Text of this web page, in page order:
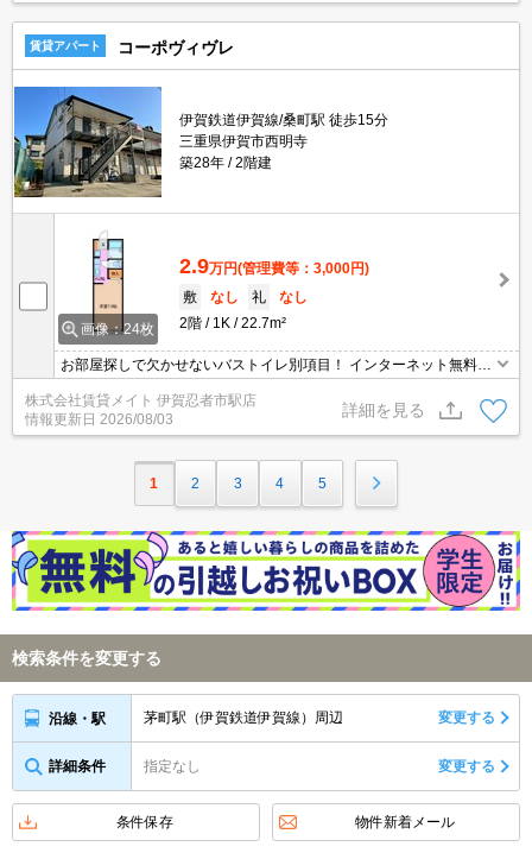
賃貸アパート コーポヴィヴレ
伊賀鉄道伊賀線/桑町駅 徒歩15分
三重県伊賀市西明寺
築28年
2階建
画像：24枚
2.9万円(管理費等：3,000円)
敷
なし 礼
なし
2階
1K 22.7m²
お部屋探しで欠かせないバストイレ別項目！ インターネット無料物
件！面倒な個人での手続き不要でご利用いただけます♪私生活はもち
ろんテレワーク勤務の方にもおすすめですよ♪
株式会社賃貸メイト 伊賀忍者市駅店
情報更新日 2026/08/03
詳細を見る
1 2 3 4 5
検索条件を変更する
沿線・駅 茅町駅（伊賀鉄道伊賀線）周辺 変更する
詳細条件 指定なし 変更する
条件保存 物件新着メール